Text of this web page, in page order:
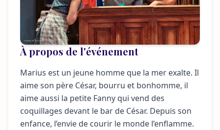
À propos de l'événement
Marius est un jeune homme que la mer exalte. Il
aime son père César, bourru et bonhomme, il
aime aussi la petite Fanny qui vend des
coquillages devant le bar de César. Depuis son
enfance, l’envie de courir le monde l’enflamme.